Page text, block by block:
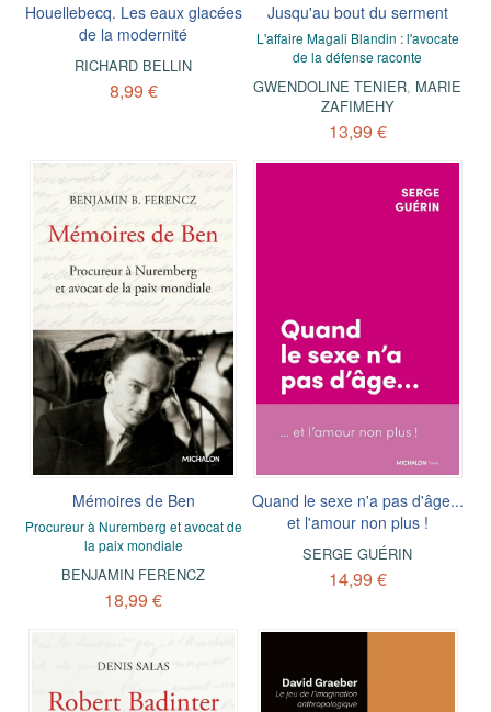
Houellebecq. Les eaux glacées
de la modernité
RICHARD BELLIN
8,99 €
Jusqu'au bout du serment
L'affaire Magali Blandin : l'avocate
de la défense raconte
GWENDOLINE TENIER, MARIE
ZAFIMEHY
13,99 €
Mémoires de Ben
Procureur à Nuremberg et avocat de
la paix mondiale
BENJAMIN FERENCZ
18,99 €
Quand le sexe n'a pas d'âge...
et l'amour non plus !
SERGE GUÉRIN
14,99 €